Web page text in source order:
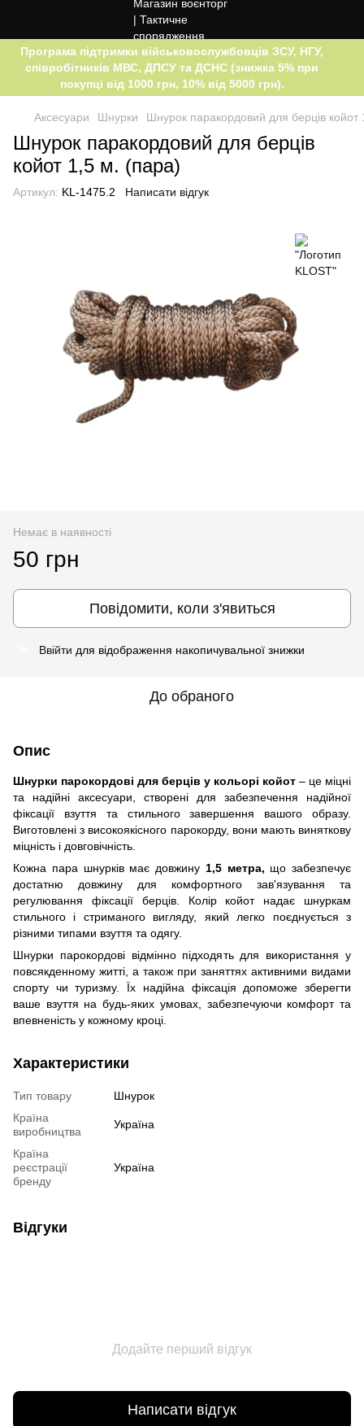
Програма підтримки військовослужбовців ЗСУ, НГУ,
співробітників МВС, ДПСУ та ДСНС (знижка 5% при
покупці від 1000 грн, 10% від 5000 грн).
Аксесуари Шнурки Шнурок паракордовий для берців
Шнурок паракордовий для берців
койот 1,5 м. (пара)
Артикул: KL-1475.2 Написати відгук
Немає в наявності
50 грн
Повідомити, коли з'явиться
Ввійти для відображення накопичувальної знижки
До обраного
Опис
Шнурки парокордові для берців у кольорі койот – це міцні
та надійні аксесуари, створені для забезпечення надійної
фіксації взуття та стильного завершення вашого образу.
Виготовлені з високоякісного парокорду, вони мають виняткову
міцність і довговічність.
Кожна пара шнурків має довжину 1,5 метра, що забезпечує
достатню довжину для комфортного зав'язування та
регулювання фіксації берців. Колір койот надає шнуркам
стильного і стриманого вигляду, який легко поєднується з
різними типами взуття та одягу.
Шнурки парокордові відмінно підходять для використання у
повсякденному житті, а також при заняттях активними видами
спорту чи туризму. Їх надійна фіксація допоможе зберегти
ваше взуття на будь-яких умовах, забезпечуючи комфорт та
впевненість у кожному кроці.
Характеристики
Тип товару
Шнурок
Країна
виробництва
Україна
Країна
реєстрації
бренду
Україна
Відгуки
Додайте перший відгук
Написати відгук